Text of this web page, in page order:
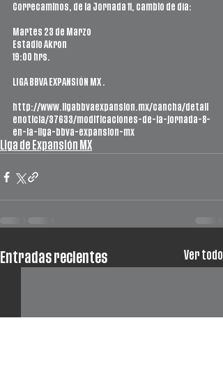
Correcaminos, de la Jornada 11, cambió de día:
Martes 23 de Marzo
Estadio Akron
19:00 hrs.
LIGA BBVA EXPANSIÓN MX .
http://www.ligabbvaexpansion.mx/cancha/detall
enoticia/37633/modificaciones-de-la-jornada-8-
en-la-liga-bbva-expansion-mx
Liga de Expansión MX
Entradas recientes Ver todo